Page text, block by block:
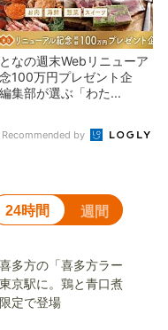
となの週末Webリニューア
100万円プレゼント企
集部が選ぶ「わた...
Recommended by
24時間 週間
多方の「喜多方ラー
京駅に。鶏と青口煮
定で登場